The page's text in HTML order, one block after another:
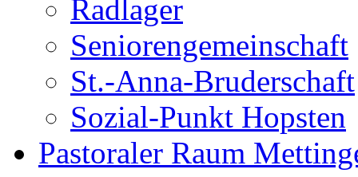
Radlager
Seniorengemeinschaft
St.-Anna-Bruderschaft
Sozial-Punkt Hopsten
Pastoraler Raum